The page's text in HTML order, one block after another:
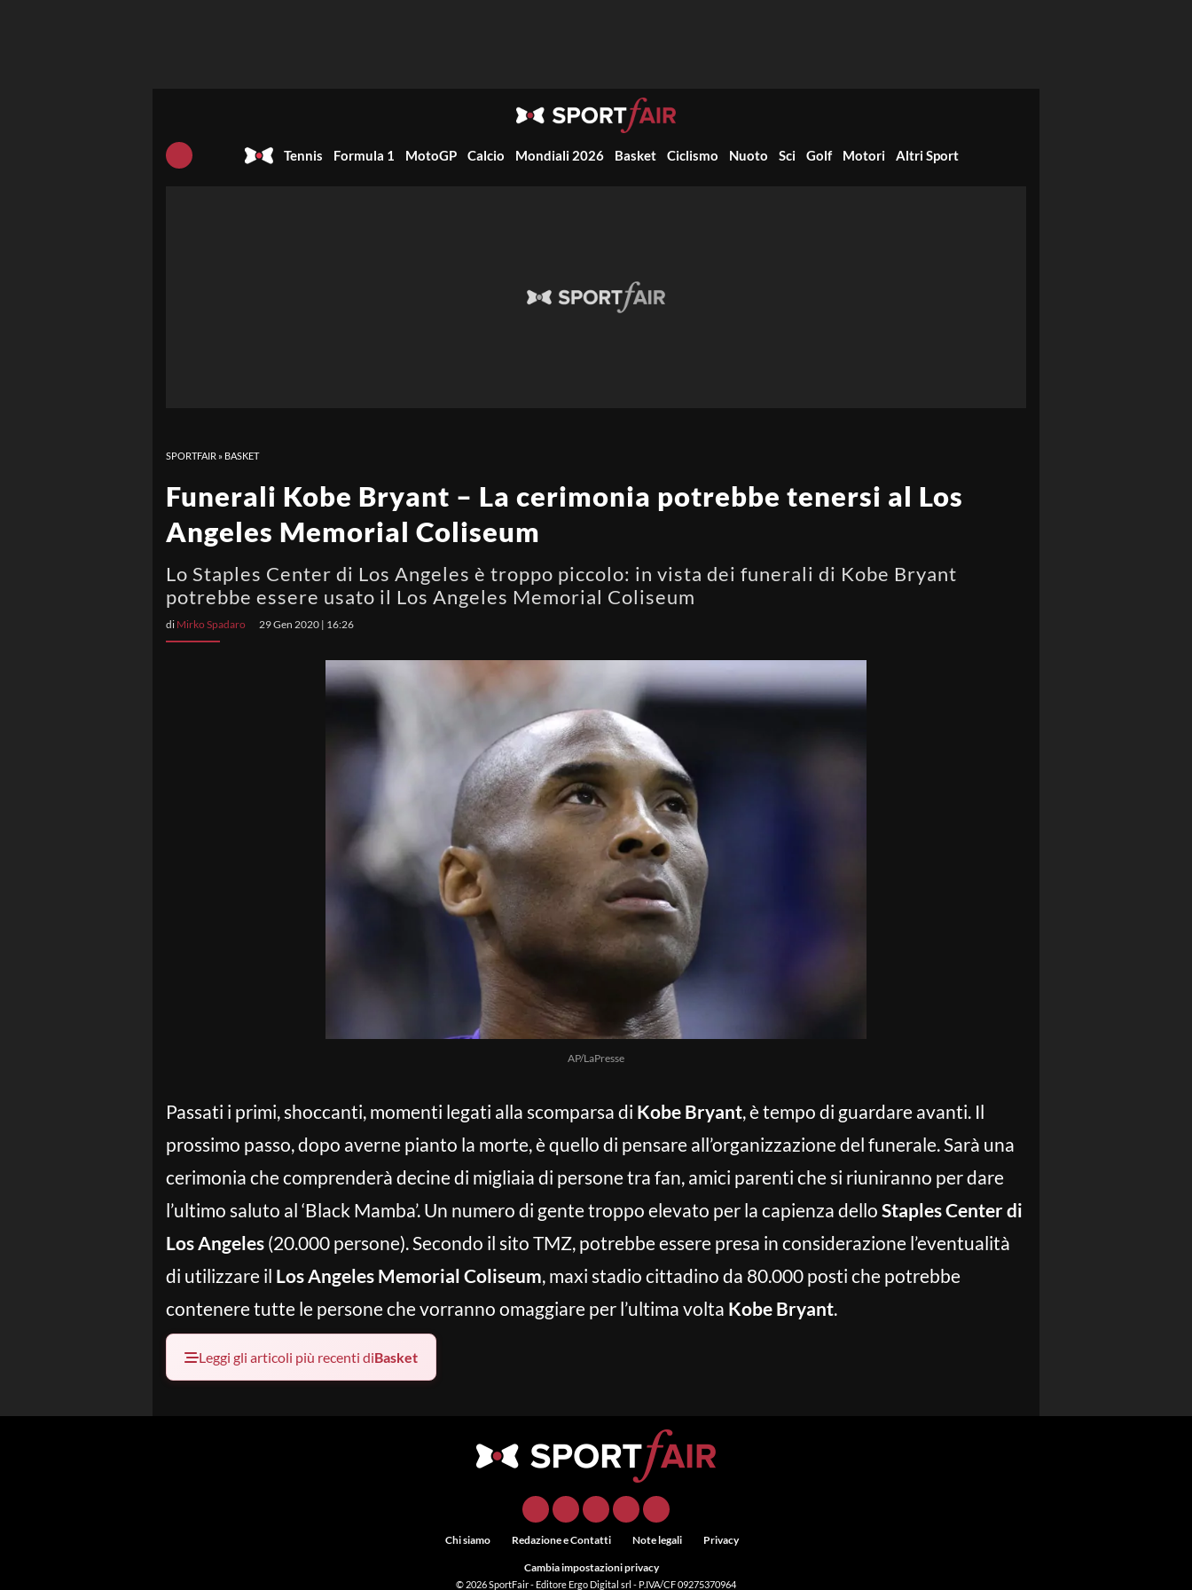
Tennis Formula 1 MotoGP Calcio Mondiali 2026 Basket Ciclismo Nuoto Sci Golf Motori Altri Sport
SPORTFAIR » BASKET
Funerali Kobe Bryant – La cerimonia potrebbe tenersi al Los
Angeles Memorial Coliseum
Lo Staples Center di Los Angeles è troppo piccolo: in vista dei funerali di Kobe Bryant
potrebbe essere usato il Los Angeles Memorial Coliseum
di Mirko Spadaro 29 Gen 2020 | 16:26
AP/LaPresse
Passati i primi, shoccanti, momenti legati alla scomparsa di Kobe Bryant, è tempo di guardare avanti. Il
prossimo passo, dopo averne pianto la morte, è quello di pensare all’organizzazione del funerale. Sarà una
cerimonia che comprenderà decine di migliaia di persone tra fan, amici parenti che si riuniranno per dare
l’ultimo saluto al ‘Black Mamba’. Un numero di gente troppo elevato per la capienza dello Staples Center di
Los Angeles (20.000 persone). Secondo il sito TMZ, potrebbe essere presa in considerazione l’eventualità
di utilizzare il Los Angeles Memorial Coliseum, maxi stadio cittadino da 80.000 posti che potrebbe
contenere tutte le persone che vorranno omaggiare per l’ultima volta Kobe Bryant.
Leggi gli articoli più recenti diBasket
Chi siamo Redazione e Contatti Note legali Privacy
Cambia impostazioni privacy
© 2026SportFair- Editore Ergo Digital srl - P.IVA/CF 09275370964